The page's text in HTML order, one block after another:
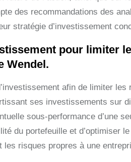
des recommandations des
stratégie d’investissement
pour limiter
Wendel.
afin de limiter
ses investissements sur
sous-performance d’une
du portefeuille et d’optimiser
risques propres à une